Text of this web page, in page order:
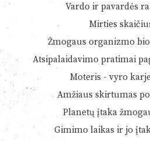
Vardo ir pavardės
Mirties
Žmogaus organizmo
Atsipalaidavimo pratimai
Moteris - vyro
Amžiaus skirtumas
Planetų įtaka
Gimimo laikas ir jo